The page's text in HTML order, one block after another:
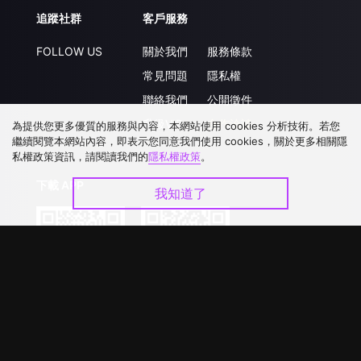
追蹤社群
FOLLOW US
客戶服務
關於我們
常見問題
聯絡我們
升級VIP
服務條款
隱私權
公開徵件
合作洽談
為提供您更多優質的服務與內容，本網站使用 cookies 分析技術。若您
繼續閱覽本網站內容，即表示您同意我們使用 cookies，關於更多相關隱
私權政策資訊，請閱讀我們的隱私權政策。
我知道了